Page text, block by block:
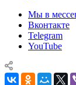
Мы в
Вконтакте
Telegram
YouTube